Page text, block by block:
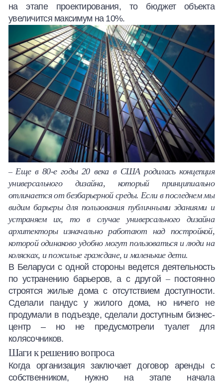
на этапе проектирования, то бюджет объекта
увеличится максимум на 10%.
– Еще в 80-е годы 20 века в США родилась концепция
универсального дизайна, который принципиально
отличается от безбарьерной среды. Если в последнем мы
видим барьеры для пользования публичными зданиями и
устраняем их, то в случае универсального дизайна
архитекторы изначально работают над постройкой,
которой одинаково удобно могут пользоваться и люди на
колясках, и пожилые граждане, и маленькие дети.
В Беларуси с одной стороны ведется деятельность
по устранению барьеров, а с другой –постоянно
строятся жилые дома с отсутствием доступности.
Сделали пандус у жилого дома, но ничего не
продумали в подъезде, сделали доступным бизнес-
центр – но не предусмотрели туалет для
колясочников.
Шаги к решению вопроса
Когда организация заключает договор аренды с
собственником, нужно на этапе начала